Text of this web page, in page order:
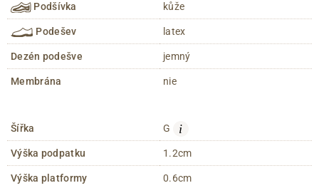
Podšívka kůže
Podešev latex
Dezén podešve jemný
Membrána nie
Šířka G i
Výška podpatku 1.2cm
Výška platformy 0.6cm